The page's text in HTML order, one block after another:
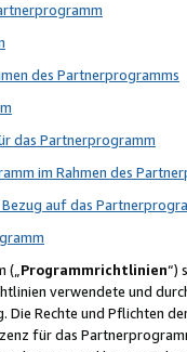
des Partnerprogramms
das Partnerprogramm
im Rahmen des
auf das
(„Programmrichtlinien“)
verwendete und
Die Rechte und Pflichten
für das